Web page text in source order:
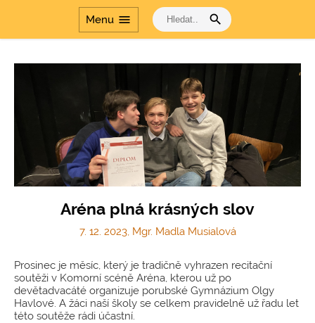
Menu menu search
Aréna plná krásných slov
7. 12. 2023, Mgr. Madla Musialová
Prosinec je měsíc, který je tradičně vyhrazen recitační
soutěži v Komorní scéně Aréna, kterou už po
devětadvacáté organizuje porubské Gymnázium Olgy
Havlové. A žáci naší školy se celkem pravidelně už řadu let
této soutěže rádi účastní.